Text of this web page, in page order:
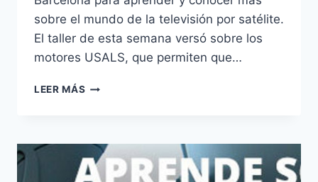
sobre el mundo de la televisión por satélite.
El taller de esta semana versó sobre los
motores USALS, que permiten que…
LEER MÁS BUENA
DIESL.COM
SOBRE
USALS